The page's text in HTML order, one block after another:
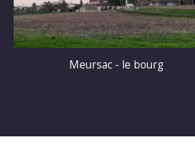
Meursac - le bourg